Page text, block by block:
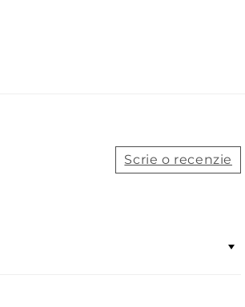
Scrie o recenzie